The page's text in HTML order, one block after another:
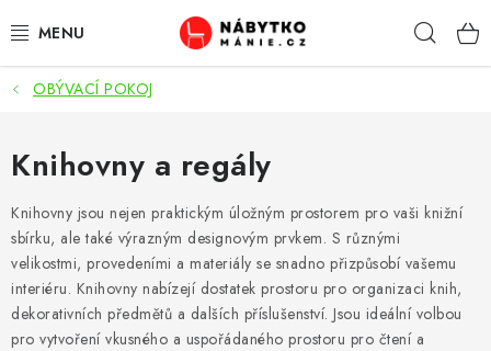
na
OBÝVACÍ POKOJ
KUCHYŇ A JÍDELNA
LOŽNICE
DĚTSKÝ POKOJ
KANCELÁŘ / PRACOVNA
OBÝVACÍ POKOJ
Knihovny a regály
Knihovny jsou nejen praktickým úložným prostorem pro vaši knižní
sbírku, ale také výrazným designovým prvkem. S různými
velikostmi, provedeními a materiály se snadno přizpůsobí vašemu
interiéru. Knihovny nabízejí dostatek prostoru pro organizaci knih,
dekorativních předmětů a dalších příslušenství. Jsou ideální volbou
pro vytvoření vkusného a uspořádaného prostoru pro čtení a